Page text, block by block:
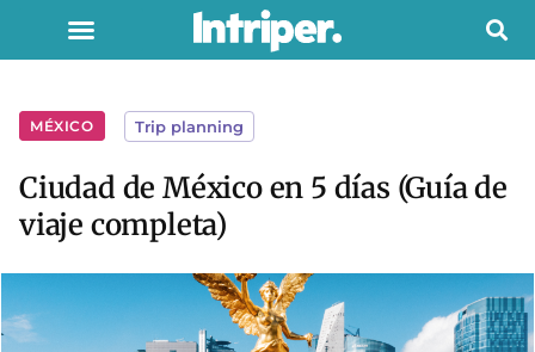
MÉXICO Trip planning
Ciudad de México en 5 días (Guía de
viaje completa)